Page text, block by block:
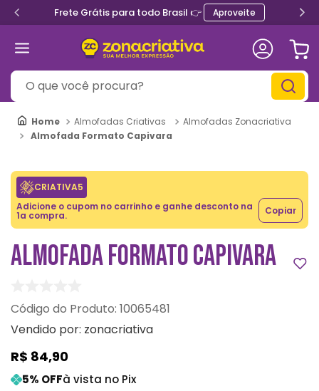
Frete Grátis para todo Brasil 👉 Aproveite
O que você procura?
Almofadas Criativas
Almofadas Zonacriativa
Almofada Formato Capivara
CRIATIVA5
Adicione o cupom no carrinho e ganhe desconto na
1a compra. Copiar
ALMOFADA FORMATO CAPIVARA
: 10065481
Vendido por: zonacriativa
R$ 84,90
5% OFFà vista no Pix